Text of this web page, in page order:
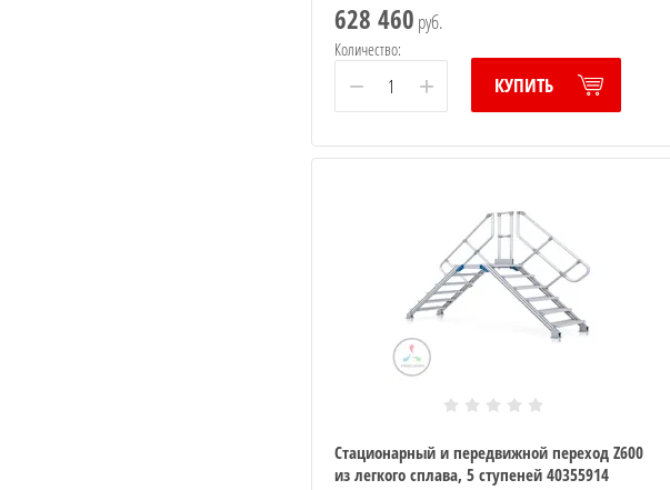
628 460 руб.
Количество:
− + КУПИТЬ
Стационарный и передвижной переход Z600
из легкого сплава, 5 ступеней 40355914